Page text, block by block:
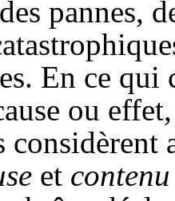
pannes,
En ce
ou
considèrent
et contenu